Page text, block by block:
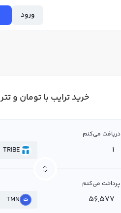
ورود
خرید ترایب با تومان و تتر
دریافت می‌کنم
TRIBE
پرداخت می‌کنم
TMN